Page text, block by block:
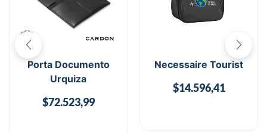
Porta Documento
Urquiza
$72.523,99
Necessaire Tourist
$14.596,41